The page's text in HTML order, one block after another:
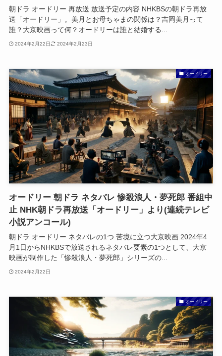
朝ドラ オードリー 再放送 放送予定の内容 NHKBSの朝ドラ再放
送「オードリー」。美月とお母ちゃまの関係は？吉岡美月って
誰？大京映画って何？オードリーは誰と結婚する...
2024年2月22日 2024年2月23日
オードリー
オードリー 朝ドラ ネタバレ 惨殺浪人・夢死郎 番組中
止 NHK朝ドラ再放送「オードリー」より(連続テレビ
小説アンコール)
朝ドラ オードリー ネタバレの1つ 苦境に立つ大京映画 2024年4
月1日からNHKBSで放送されるネタバレ要素の1つとして、大京
映画が制作した「惨殺浪人・夢死郎」シリーズの...
2024年2月22日
オードリー